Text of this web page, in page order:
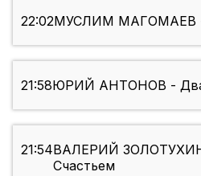
22:02МУСЛИМ МАГОМАЕВ -
21:58ЮРИЙ АНТОНОВ -
21:54ВАЛЕРИЙ ЗОЛОТУХИН
Счастьем